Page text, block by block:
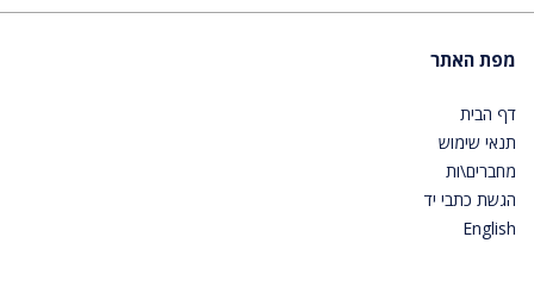
מפת האתר
דף הבית
תנאי שימוש
מחברים\ות
הגשת כתבי יד
English